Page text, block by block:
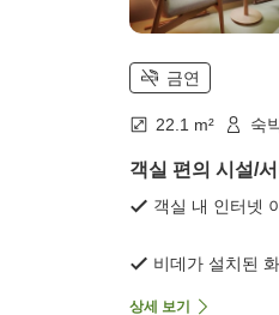
금연
22.1 m² 숙
객실 편의 시설/
객실 내 인터넷
비데가 설치된
상세 보기